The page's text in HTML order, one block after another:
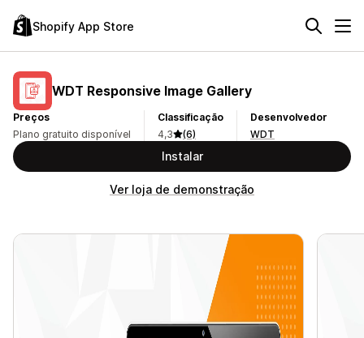
Shopify App Store
WDT Responsive Image Gallery
Preços
Plano gratuito disponível
Classificação
4,3
(6)
Desenvolvedor
WDT
Instalar
Ver loja de demonstração